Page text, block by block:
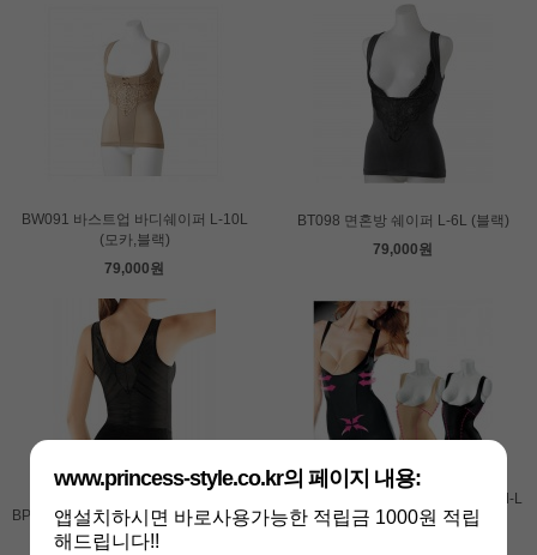
BW091 바스트업 바디쉐이퍼 L-10L
(모카,블랙)
79,000원
BT098 면혼방 쉐이퍼 L-6L (블랙)
79,000원
BP080 트라이엄프 하드타입 쉐이퍼 L-
6L
BF191 심플 바디쉐이퍼 2점 세트 M-L
89,800원
www.princess-style.co.kr의 페이지 내용:
앱설치하시면 바로사용가능한 적립금 1000원 적립
해드립니다!!